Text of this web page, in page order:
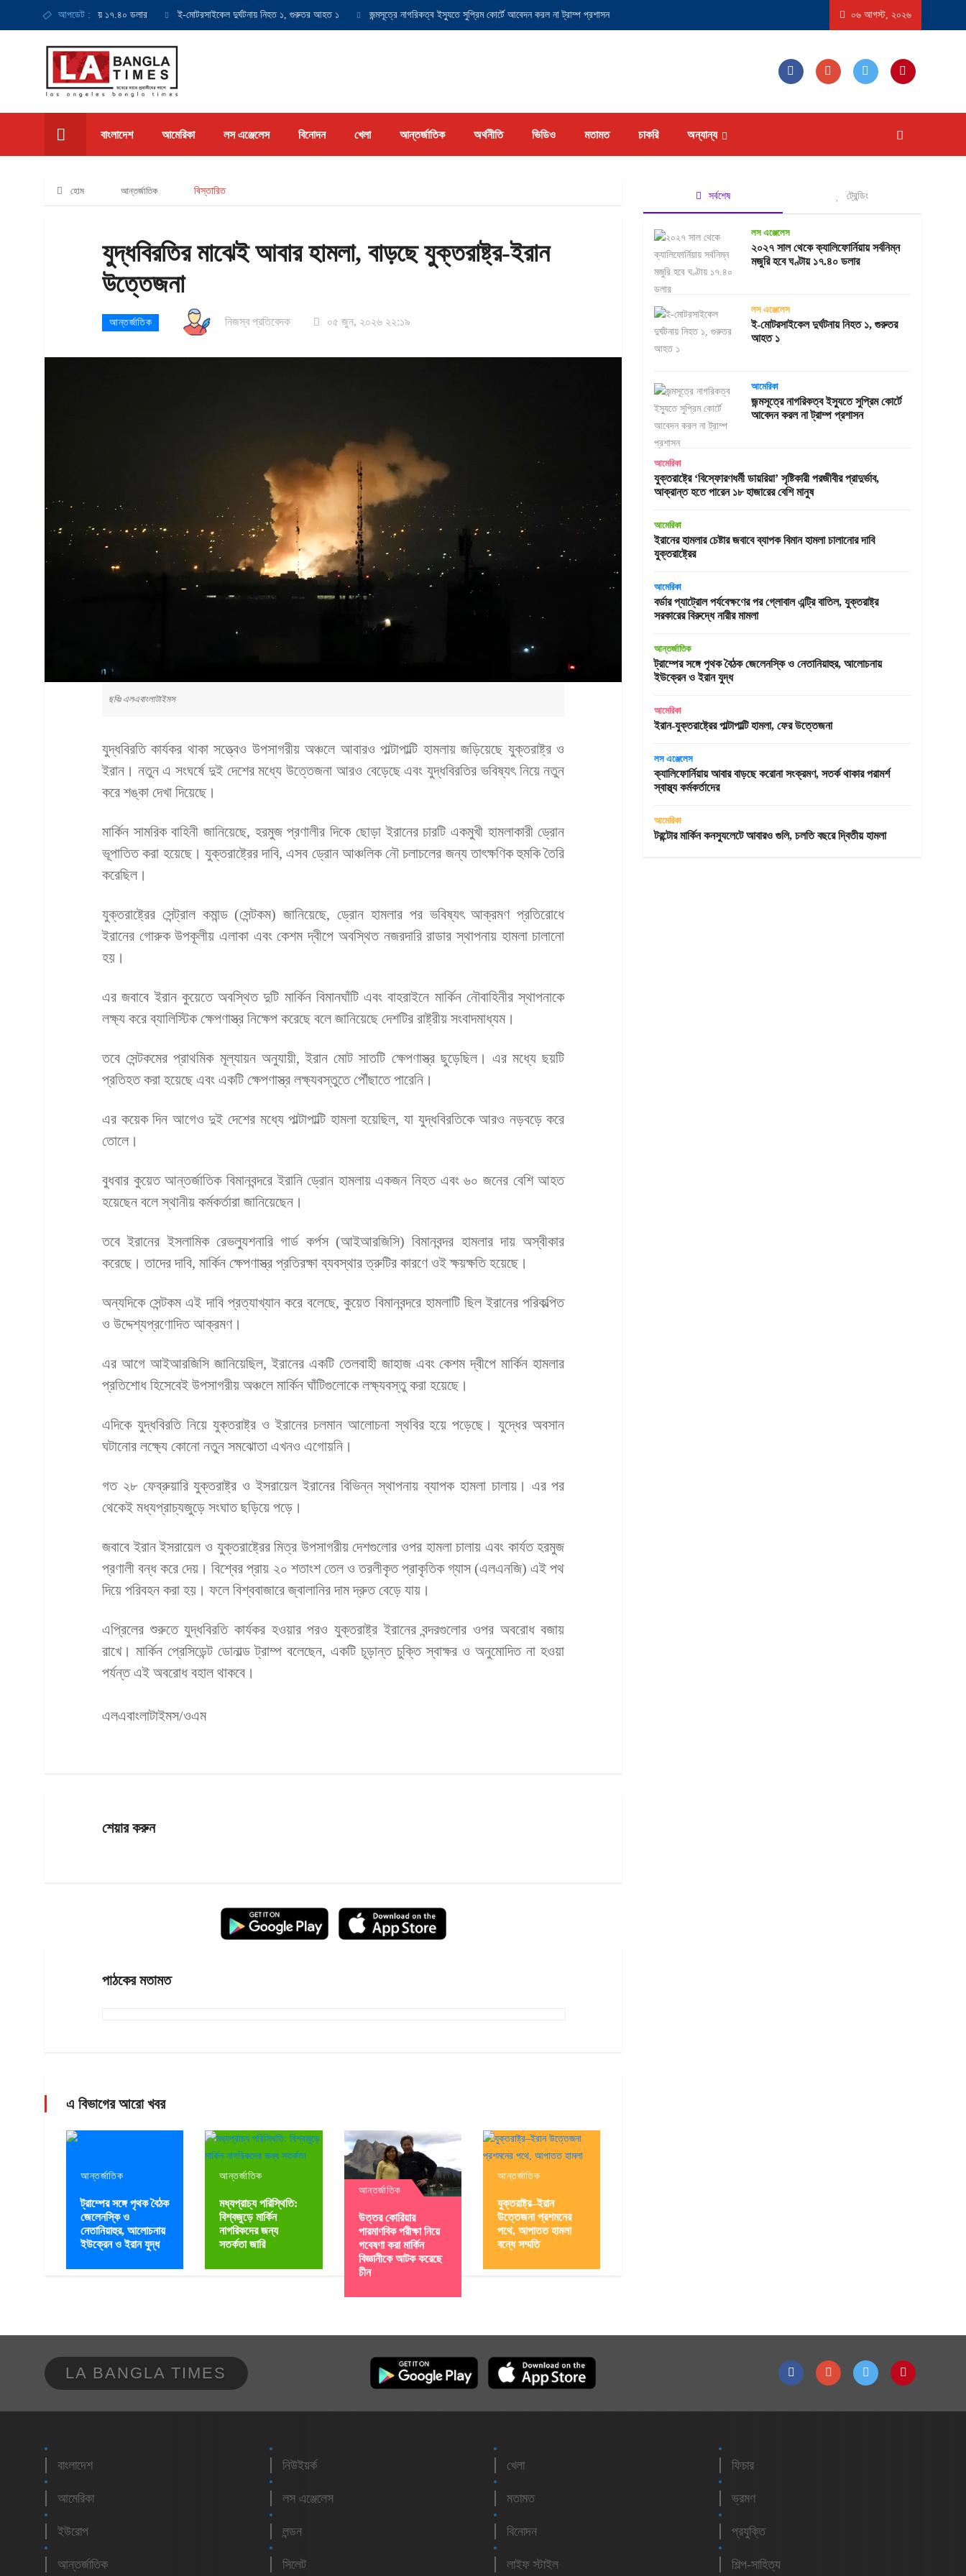
আপডেট :
মজুরি হবে ঘণ্টায় ১৭.৪০ ডলার ই-মোটরসাইকেল দুর্ঘটনায় নিহত ১, গুরুতর আহত ১ জন্মসূত্রে নাগরিকত্ব ইস্যুতে সুপ্রিম কোর্টে আবেদন করল না ট্রাম্প প্রশাসন যুক্তরাষ্ট্রে ‘বিস্ফোরণধর্মী ডায়রিয়া’ সৃষ্টিকারী পরজীবীর প্রাদুর্ভাব, আক্রান্ত হতে পারেন ১৮ হাজারের বেশি
০৬ আগস্ট, ২০২৬
বাংলাদেশ আমেরিকা লস এঞ্জেলেস বিনোদন খেলা আন্তর্জাতিক অর্থনীতি ভিডিও মতামত চাকরি অন্যান্য
হোম আন্তর্জাতিক বিস্তারিত
যুদ্ধবিরতির মাঝেই আবার হামলা, বাড়ছে যুক্তরাষ্ট্র-ইরান
উত্তেজনা
আন্তর্জাতিক নিজস্ব প্রতিবেদক ০৫ জুন, ২০২৬ ২২:১৯
ছবিঃ এলএবাংলাটাইমস
যুদ্ধবিরতি কার্যকর থাকা সত্ত্বেও উপসাগরীয় অঞ্চলে আবারও পাল্টাপাল্টি হামলায় জড়িয়েছে যুক্তরাষ্ট্র ও
ইরান। নতুন এ সংঘর্ষে দুই দেশের মধ্যে উত্তেজনা আরও বেড়েছে এবং যুদ্ধবিরতির ভবিষ্যৎ নিয়ে নতুন
করে শঙ্কা দেখা দিয়েছে।
মার্কিন সামরিক বাহিনী জানিয়েছে, হরমুজ প্রণালীর দিকে ছোড়া ইরানের চারটি একমুখী হামলাকারী ড্রোন
ভূপাতিত করা হয়েছে। যুক্তরাষ্ট্রের দাবি, এসব ড্রোন আঞ্চলিক নৌ চলাচলের জন্য তাৎক্ষণিক হুমকি তৈরি
করেছিল।
যুক্তরাষ্ট্রের সেন্ট্রাল কমান্ড (সেন্টকম) জানিয়েছে, ড্রোন হামলার পর ভবিষ্যৎ আক্রমণ প্রতিরোধে
ইরানের গোরুক উপকূলীয় এলাকা এবং কেশম দ্বীপে অবস্থিত নজরদারি রাডার স্থাপনায় হামলা চালানো
হয়।
এর জবাবে ইরান কুয়েতে অবস্থিত দুটি মার্কিন বিমানঘাঁটি এবং বাহরাইনে মার্কিন নৌবাহিনীর স্থাপনাকে
লক্ষ্য করে ব্যালিস্টিক ক্ষেপণাস্ত্র নিক্ষেপ করেছে বলে জানিয়েছে দেশটির রাষ্ট্রীয় সংবাদমাধ্যম।
তবে সেন্টকমের প্রাথমিক মূল্যায়ন অনুযায়ী, ইরান মোট সাতটি ক্ষেপণাস্ত্র ছুড়েছিল। এর মধ্যে ছয়টি
প্রতিহত করা হয়েছে এবং একটি ক্ষেপণাস্ত্র লক্ষ্যবস্তুতে পৌঁছাতে পারেনি।
এর কয়েক দিন আগেও দুই দেশের মধ্যে পাল্টাপাল্টি হামলা হয়েছিল, যা যুদ্ধবিরতিকে আরও নড়বড়ে করে
তোলে।
বুধবার কুয়েত আন্তর্জাতিক বিমানবন্দরে ইরানি ড্রোন হামলায় একজন নিহত এবং ৬০ জনের বেশি আহত
হয়েছেন বলে স্থানীয় কর্মকর্তারা জানিয়েছেন।
তবে ইরানের ইসলামিক রেভল্যুশনারি গার্ড কর্পস (আইআরজিসি) বিমানবন্দর হামলার দায় অস্বীকার
করেছে। তাদের দাবি, মার্কিন ক্ষেপণাস্ত্র প্রতিরক্ষা ব্যবস্থার ত্রুটির কারণে ওই ক্ষয়ক্ষতি হয়েছে।
অন্যদিকে সেন্টকম এই দাবি প্রত্যাখ্যান করে বলেছে, কুয়েত বিমানবন্দরে হামলাটি ছিল ইরানের পরিকল্পিত
ও উদ্দেশ্যপ্রণোদিত আক্রমণ।
এর আগে আইআরজিসি জানিয়েছিল, ইরানের একটি তেলবাহী জাহাজ এবং কেশম দ্বীপে মার্কিন হামলার
প্রতিশোধ হিসেবেই উপসাগরীয় অঞ্চলে মার্কিন ঘাঁটিগুলোকে লক্ষ্যবস্তু করা হয়েছে।
এদিকে যুদ্ধবিরতি নিয়ে যুক্তরাষ্ট্র ও ইরানের চলমান আলোচনা স্থবির হয়ে পড়েছে। যুদ্ধের অবসান
ঘটানোর লক্ষ্যে কোনো নতুন সমঝোতা এখনও এগোয়নি।
গত ২৮ ফেব্রুয়ারি যুক্তরাষ্ট্র ও ইসরায়েল ইরানের বিভিন্ন স্থাপনায় ব্যাপক হামলা চালায়। এর পর
থেকেই মধ্যপ্রাচ্যজুড়ে সংঘাত ছড়িয়ে পড়ে।
জবাবে ইরান ইসরায়েল ও যুক্তরাষ্ট্রের মিত্র উপসাগরীয় দেশগুলোর ওপর হামলা চালায় এবং কার্যত হরমুজ
প্রণালী বন্ধ করে দেয়। বিশ্বের প্রায় ২০ শতাংশ তেল ও তরলীকৃত প্রাকৃতিক গ্যাস (এলএনজি) এই পথ
দিয়ে পরিবহন করা হয়। ফলে বিশ্ববাজারে জ্বালানির দাম দ্রুত বেড়ে যায়।
এপ্রিলের শুরুতে যুদ্ধবিরতি কার্যকর হওয়ার পরও যুক্তরাষ্ট্র ইরানের বন্দরগুলোর ওপর অবরোধ বজায়
রাখে। মার্কিন প্রেসিডেন্ট ডোনাল্ড ট্রাম্প বলেছেন, একটি চূড়ান্ত চুক্তি স্বাক্ষর ও অনুমোদিত না হওয়া
পর্যন্ত এই অবরোধ বহাল থাকবে।
এলএবাংলাটাইমস/ওএম
শেয়ার করুন
পাঠকের মতামত
এ বিভাগের আরো খবর
আন্তর্জাতিক
ট্রাম্পের সঙ্গে পৃথক বৈঠক
জেলেনস্কি ও
নেতানিয়াহুর, আলোচনায়
ইউক্রেন ও ইরান যুদ্ধ
আন্তর্জাতিক
মধ্যপ্রাচ্য পরিস্থিতি:
বিশ্বজুড়ে মার্কিন
নাগরিকদের জন্য
সতর্কতা জারি
আন্তর্জাতিক
উত্তর কোরিয়ার
পারমাণবিক পরীক্ষা নিয়ে
গবেষণা করা মার্কিন
বিজ্ঞানীকে আটক করেছে
চীন
আন্তর্জাতিক
যুক্তরাষ্ট্র–ইরান
উত্তেজনা প্রশমনের
পথে, আপাতত হামলা
বন্ধে সম্মতি
সর্বশেষ ট্রেন্ডিং
লস এঞ্জেলেস
২০২৭ সাল থেকে ক্যালিফোর্নিয়ায় সর্বনিম্ন
মজুরি হবে ঘণ্টায় ১৭.৪০ ডলার
লস এঞ্জেলেস
ই-মোটরসাইকেল দুর্ঘটনায় নিহত ১, গুরুতর
আহত ১
আমেরিকা
জন্মসূত্রে নাগরিকত্ব ইস্যুতে সুপ্রিম কোর্টে
আবেদন করল না ট্রাম্প প্রশাসন
আমেরিকা
যুক্তরাষ্ট্রে ‘বিস্ফোরণধর্মী ডায়রিয়া’ সৃষ্টিকারী পরজীবীর প্রাদুর্ভাব,
আক্রান্ত হতে পারেন ১৮ হাজারের বেশি মানুষ
আমেরিকা
ইরানের হামলার চেষ্টার জবাবে ব্যাপক বিমান হামলা চালানোর দাবি
যুক্তরাষ্ট্রের
আমেরিকা
বর্ডার প্যাট্রোল পর্যবেক্ষণের পর গ্লোবাল এন্ট্রি বাতিল, যুক্তরাষ্ট্র
সরকারের বিরুদ্ধে নারীর মামলা
আন্তর্জাতিক
ট্রাম্পের সঙ্গে পৃথক বৈঠক জেলেনস্কি ও নেতানিয়াহুর, আলোচনায়
ইউক্রেন ও ইরান যুদ্ধ
আমেরিকা
ইরান-যুক্তরাষ্ট্রের পাল্টাপাল্টি হামলা, ফের উত্তেজনা
লস এঞ্জেলেস
ক্যালিফোর্নিয়ায় আবার বাড়ছে করোনা সংক্রমণ, সতর্ক থাকার পরামর্শ
স্বাস্থ্য কর্মকর্তাদের
আমেরিকা
টরন্টোর মার্কিন কনস্যুলেটে আবারও গুলি, চলতি বছরে দ্বিতীয় হামলা
LA BANGLA TIMES
বাংলাদেশ
আমেরিকা
ইউরোপ
আন্তর্জাতিক
নিউইয়র্ক
লস এঞ্জেলেস
লন্ডন
সিলেট
খেলা
মতামত
বিনোদন
লাইফ স্টাইল
ফিচার
ভ্রমণ
প্রযুক্তি
শিল্প-সাহিত্য